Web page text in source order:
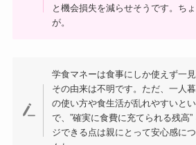
と機会損失を減らせそうです。ち
が。
学食マネーは食事にしか使えず一
その由来は不明です。ただ、一人
の使い方や食生活が乱れやすいと
で、”確実に食費に充てられる残高
ジできる点は親にとって安心感に